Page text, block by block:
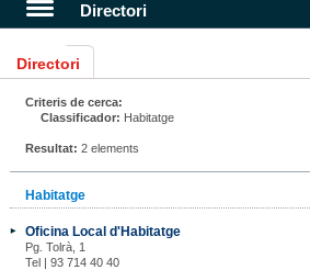
Directori
Directori
Criteris de cerca:
Classificador: Habitatge
Resultat: 2 elements
Habitatge
Oficina Local d'Habitatge
Pg. Tolrà, 1
Tel | 93 714 40 40